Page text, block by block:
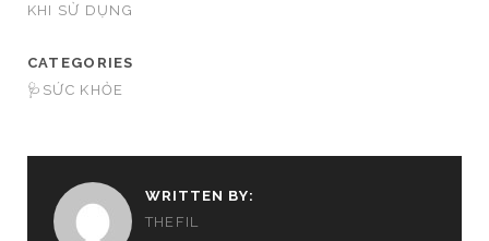
KHI SỬ DỤNG
CATEGORIES
🩺SỨC KHỎE
WRITTEN BY:
THEFIL